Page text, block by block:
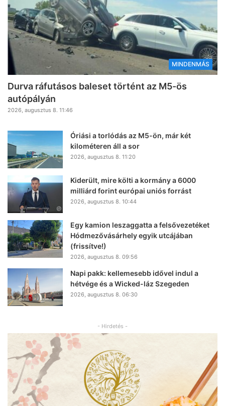
MINDENMÁS
Durva ráfutásos baleset történt az M5-ös
autópályán
2026, augusztus 8. 11:46
Óriási a torlódás az M5-ön, már két
kilométeren áll a sor
2026, augusztus 8. 11:20
Kiderült, mire költi a kormány a 6000
milliárd forint európai uniós forrást
2026, augusztus 8. 10:44
Egy kamion leszaggatta a felsővezetéket
Hódmezővásárhely egyik utcájában
(frissítve!)
2026, augusztus 8. 09:56
Napi pakk: kellemesebb idővel indul a
hétvége és a Wicked-láz Szegeden
2026, augusztus 8. 06:30
- Hirdetés -